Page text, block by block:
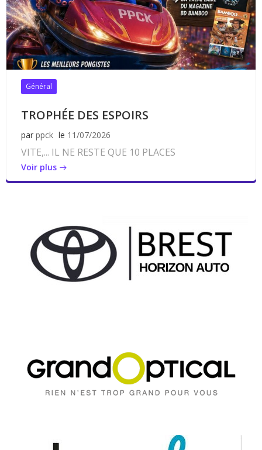
Général
TROPHÉE DES ESPOIRS
par ppck le 11/07/2026
VITE,... IL NE RESTE QUE 10 PLACES
Voir plus